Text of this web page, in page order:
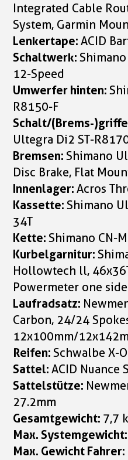
Integrated Cable
System, Garmin
Lenkertape:ACID
Schaltwerk:
12-Speed
Umwerfer hinten:
R8150-F
Schalt/(Brems-
Ultegra Di2 ST-
Bremsen:Shimano
Disc Brake, Flat
Innenlager:Acros
Kassette:Shimano
34T
Kette:Shimano CN-
Kurbelgarnitur:
Hollowtech ll,
Powermeter one side
Laufradsatz:
Carbon, 24/24
12x100mm/
Reifen:Schwalbe X-
Sattel:ACID Nuance
Sattelstütze:
27.2mm
Gesamtgewicht: 7,7
Max. Systemgewicht:
Max. Gewicht Fahrer: